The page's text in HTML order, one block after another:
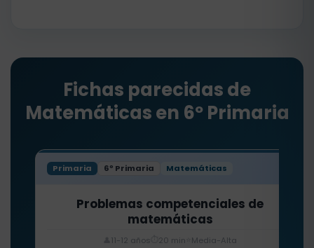
Fichas parecidas de
Matemáticas en 6º Primaria
Primaria 6º Primaria Matemáticas
Problemas competenciales de
matemáticas
11-12 años 20 min Media-Alta